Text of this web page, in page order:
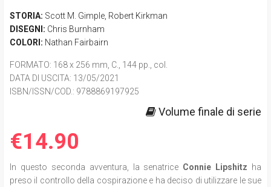
STORIA: Scott M. Gimple Robert Kirkman
DISEGNI: Chris Burnham
COLORI: Nathan Fairbairn
FORMATO: 168 x 256 mm, C., 144 pp., col.
DATA DI USCITA: 13/05/2021
ISBN/ISSN/COD.: 9788869197925
Volume finale di serie
€14.90
In questo seconda avventura, la senatrice Connie Lipshitz ha
preso il controllo della cospirazione e ha deciso di utilizzare le sue